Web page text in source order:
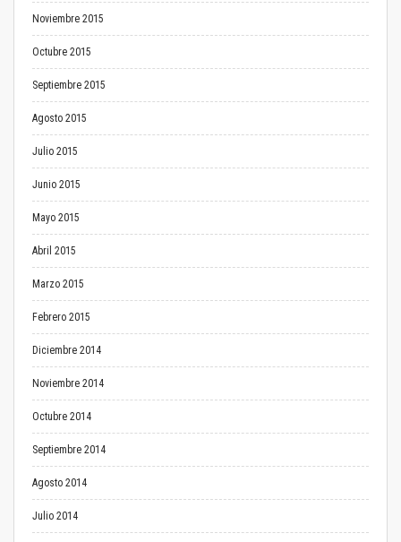
Noviembre 2015
Octubre 2015
Septiembre 2015
Agosto 2015
Julio 2015
Junio 2015
Mayo 2015
Abril 2015
Marzo 2015
Febrero 2015
Diciembre 2014
Noviembre 2014
Octubre 2014
Septiembre 2014
Agosto 2014
Julio 2014